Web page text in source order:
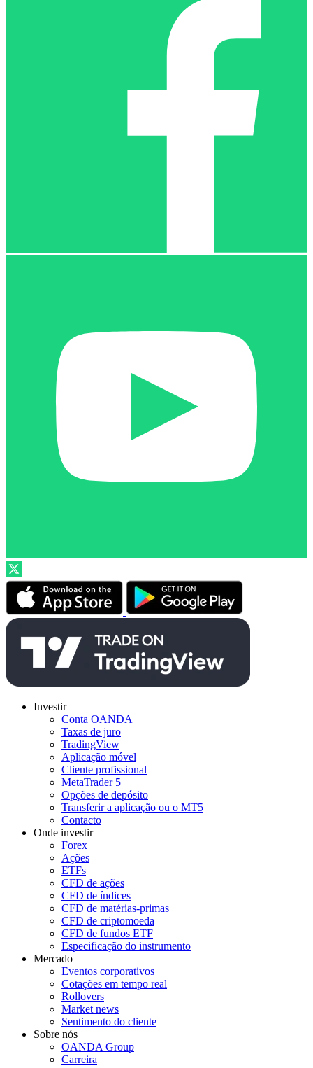
Investir
Conta OANDA
Taxas de juro
TradingView
Aplicação móvel
Cliente profissional
MetaTrader 5
Opções de depósito
Transferir a aplicação ou o MT5
Contacto
Onde investir
Forex
Ações
ETFs
CFD de ações
CFD de índices
CFD de matérias-primas
CFD de criptomoeda
CFD de fundos ETF
Especificação do instrumento
Mercado
Eventos corporativos
Cotações em tempo real
Rollovers
Market news
Sentimento do cliente
Sobre nós
OANDA Group
Carreira